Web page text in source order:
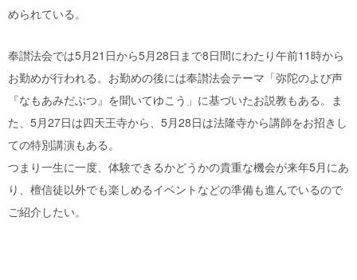
められている。
奉讃法会では5月21日から5月28日まで8日間にわたり午前11時から
お勤めが行われる。お勤めの後には奉讃法会テーマ「弥陀のよび声
『なもあみだぶつ』を聞いてゆこう」に基づいたお説教もある。ま
た、5月27日は四天王寺から、5月28日は法隆寺から講師をお招きし
ての特別講演もある。
つまり一生に一度、体験できるかどうかの貴重な機会が来年5月にあ
り、檀信徒以外でも楽しめるイベントなどの準備も進んでいるので
ご紹介したい。